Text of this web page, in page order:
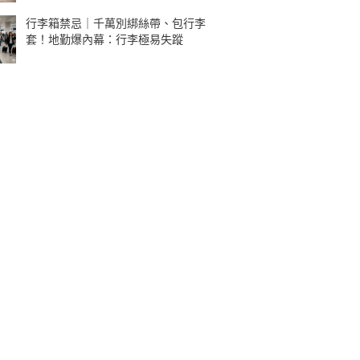
行李箱禁忌｜千萬別綁絲帶、包行李
套！地勤爆內幕：行李極易失蹤